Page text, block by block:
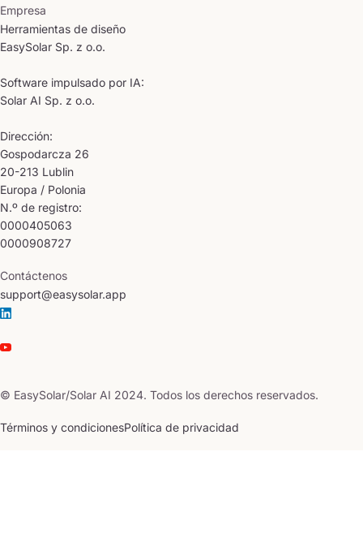
Empresa
Herramientas de diseño
EasySolar Sp. z o.o.
Software impulsado por IA:
Solar AI Sp. z o.o.
Dirección:
Gospodarcza 26
20-213 Lublin
Europa / Polonia
N.º de registro:
0000405063
0000908727
Contáctenos
support@easysolar.app
© EasySolar/Solar AI 2024. Todos los derechos reservados.
Términos y condicionesPolítica de privacidad